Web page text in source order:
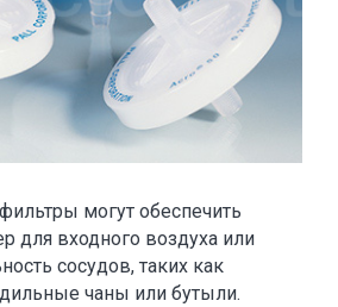
могут обеспечить
для входного воздуха или
сосудов, таких как
чаны или бутыли.